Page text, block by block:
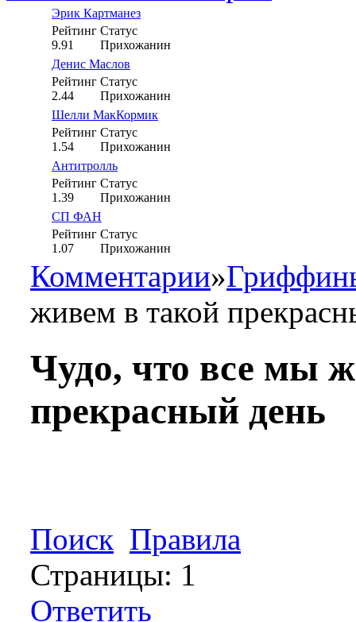
Эрик Картманез
Рейтинг
9.91
Статус
Прихожанин
Денис Маслов
Рейтинг
2.44
Статус
Прихожанин
Шелли МакКормик
Рейтинг
1.54
Статус
Прихожанин
Антитролль
Рейтинг
1.39
Статус
Прихожанин
СП ФАН
Рейтинг
1.07
Статус
Прихожанин
Комментарии»
живем в такой
Чудо, что все мы
прекрасный день
Поиск Правила
Страницы: 1
Ответить